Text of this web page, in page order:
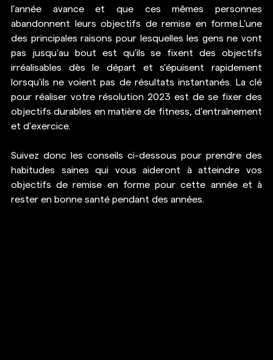
l'année avance et que ces mêmes personnes
abandonnent leurs objectifs de remise en forme.L'une
des principales raisons pour lesquelles les gens ne vont
pas jusqu'au bout est qu'ils se fixent des objectifs
irréalisables dès le départ et s'épuisent rapidement
lorsqu'ils ne voient pas de résultats instantanés. La clé
pour réaliser votre résolution 2023 est de se fixer des
objectifs durables en matière de fitness, d'entraînement
et d'exercice.
Suivez donc les conseils ci-dessous pour prendre des
habitudes saines qui vous aideront à atteindre vos
objectifs de remise en forme pour cette année et à
rester en bonne santé pendant des années.